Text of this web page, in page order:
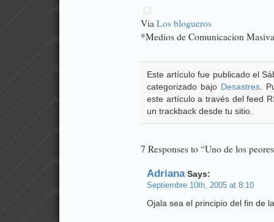
Via Los blogueros
*Medios de Comunicacion
Este artículo fue publicado el
categorizado bajo Desastres .
este artículo a través del feed
un trackback desde tu sitio.
7 Responses to “Uno de los
AdrianaSays:
Septiembre 10th, 2005 at 8:10
Ojala sea el principio del fin de